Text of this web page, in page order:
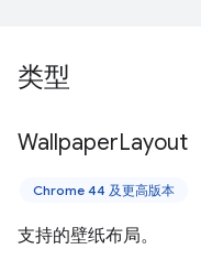
类型
WallpaperLayout
Chrome 44 及更高版本
支持的壁纸布局。